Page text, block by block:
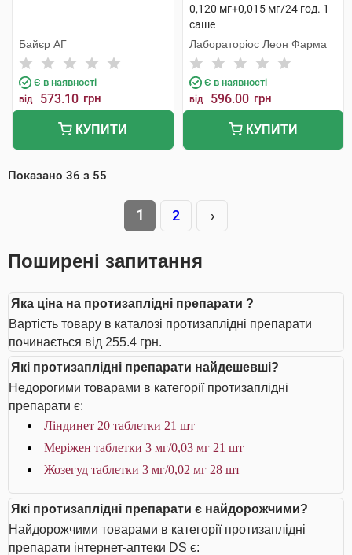
Байєр АГ
Є в наявності
від 573.10 грн
КУПИТИ
0,120 мг+0,015 мг/24 год. 1
саше
Лабораторіос Леон Фарма
Є в наявності
від 596.00 грн
КУПИТИ
Показано 36 з 55
1 2 ›
Поширені запитання
Яка ціна на протизаплідні препарати ?
Вартість товару в каталозі протизаплідні препарати
починається від 255.4 грн.
Які протизаплідні препарати найдешевші?
Недорогими товарами в категорії протизаплідні
препарати є:
Ліндинет 20 таблетки 21 шт
Меріжен таблетки 3 мг/0,03 мг 21 шт
Жозегуд таблетки 3 мг/0,02 мг 28 шт
Які протизаплідні препарати є найдорожчими?
Найдорожчими товарами в категорії протизаплідні
препарати інтернет-аптеки DS є: